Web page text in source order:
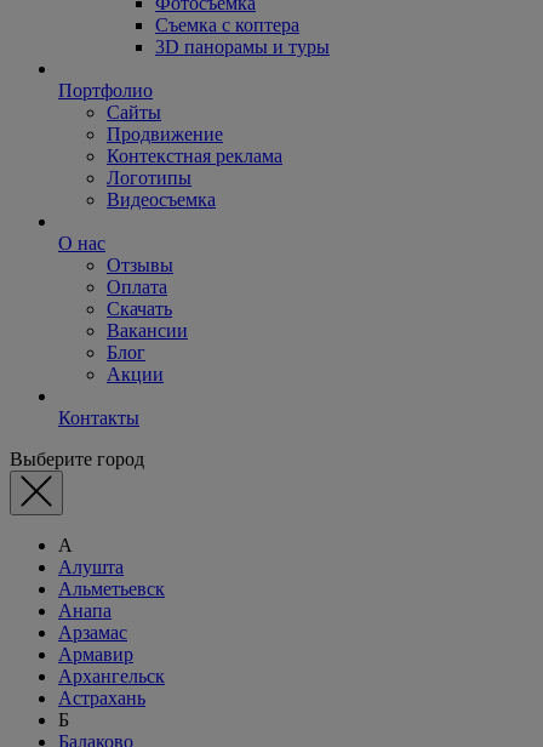
Съемка с коптера
3D панорамы и туры
Портфолио
Сайты
Продвижение
Контекстная реклама
Логотипы
Видеосъемка
О нас
Отзывы
Оплата
Скачать
Вакансии
Блог
Акции
Контакты
Выберите город
А
Алушта
Альметьевск
Анапа
Арзамас
Армавир
Архангельск
Астрахань
Б
Балаково